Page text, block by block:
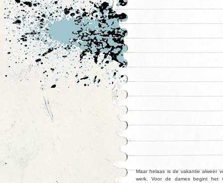
Maar helaas is de vakantie alweer
werk. Voor de dames begint